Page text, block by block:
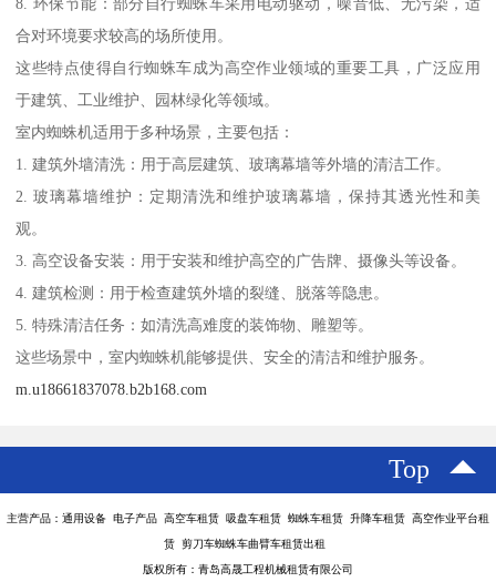
8. 环保节能：部分自行蜘蛛车采用电动驱动，噪音低、无污染，适
合对环境要求较高的场所使用。
这些特点使得自行蜘蛛车成为高空作业领域的重要工具，广泛应用
于建筑、工业维护、园林绿化等领域。
室内蜘蛛机适用于多种场景，主要包括：
1. 建筑外墙清洗：用于高层建筑、玻璃幕墙等外墙的清洁工作。
2. 玻璃幕墙维护：定期清洗和维护玻璃幕墙，保持其透光性和美
观。
3. 高空设备安装：用于安装和维护高空的广告牌、摄像头等设备。
4. 建筑检测：用于检查建筑外墙的裂缝、脱落等隐患。
5. 特殊清洁任务：如清洗高难度的装饰物、雕塑等。
这些场景中，室内蜘蛛机能够提供、安全的清洁和维护服务。
m.u18661837078.b2b168.com
Top
主营产品：通用设备 电子产品 高空车租赁 吸盘车租赁 蜘蛛车租赁 升降车租赁 高空作业平台租
赁 剪刀车蜘蛛车曲臂车租赁出租
版权所有：青岛高晟工程机械租赁有限公司